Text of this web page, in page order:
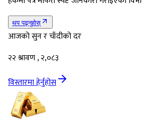
थप पढ्नुहोस्
आजको सुन र चाँदीको दर
२२ श्रावण , २,०८३
विस्तारमा हेर्नुहोस